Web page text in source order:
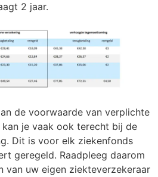
2 jaar.
de voorwaarde van verplichte
je vaak ook terecht bij de
Dit is voor elk ziekenfonds
geregeld. Raadpleeg daarom
van uw eigen ziekteverzekeraar